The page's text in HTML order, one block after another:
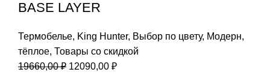
BASE LAYER
Термобелье, King Hunter, Выбор по цвету, Модерн,
тёплое, Товары со скидкой
19660,00₽ Первоначальная
12090,00 ₽Текущая